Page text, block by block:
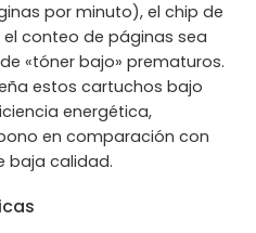
por minuto), el chip de
conteo de páginas sea
«tóner bajo» prematuros.
estos cartuchos bajo
energética,
en comparación con
baja calidad.